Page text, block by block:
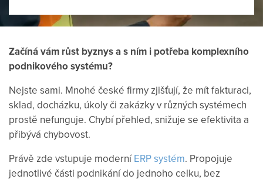
Začíná vám růst byznys a s ním i potřeba komplexního
podnikového systému?
Nejste sami. Mnohé české firmy zjišťují, že mít fakturaci,
sklad, docházku, úkoly či zakázky v různých systémech
prostě nefunguje. Chybí přehled, snižuje se efektivita a
přibývá chybovost.
Právě zde vstupuje moderníERP systém. Propojuje
jednotlivé části podnikání do jednoho celku, bez